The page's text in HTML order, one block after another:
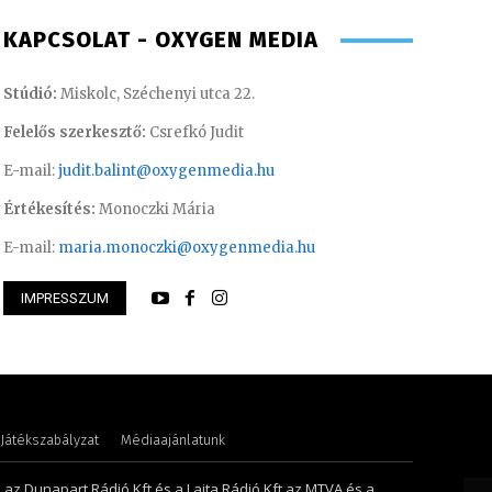
– online felelős szerkesztő
KAPCSOLAT - OXYGEN MEDIA
Stúdió: Miskolc, Széchenyi utca 22.
Felelős szerkesztő: Csrefkó Judit
E-mail:judit.balint@oxygenmedia.hu
Értékesítés: Monoczki Mária
E-mail: maria.monoczki@oxygenmedia.hu
IMPRESSZUM
Játékszabályzat Médiaajánlatunk